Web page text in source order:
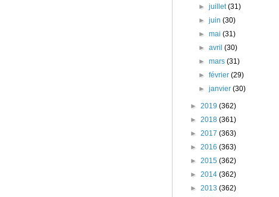
►juillet(31)
►juin(30)
►mai(31)
►avril(30)
►mars(31)
►février(29)
►janvier(30)
► 2019 (362)
► 2018 (361)
► 2017 (363)
► 2016 (363)
► 2015 (362)
► 2014 (362)
► 2013 (362)